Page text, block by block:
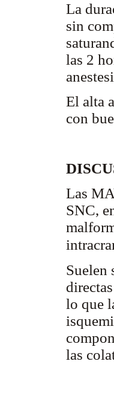
La
sin
las 2
El alta
con
Las
SNC,
Suelen
lo que
las